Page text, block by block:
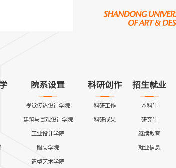
院系设置
视觉传达设计学院
建筑与景观设计学院
工业设计学院
服装学院
造型艺术学院
科研创作
科研工作
科研成果
招生就业
本科生
研究生
继续教育
就业信息